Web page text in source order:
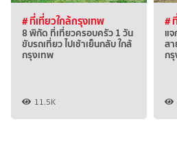
# ที่เที่ยวใกล้กรุงเทพ
8 พิกัด ที่เที่ยวครอบครัว 1 วัน
ขับรถเที่ยว ไปเช้าเย็นกลับ ใกล้
กรุงเทพ
11.5K
#
แ
ส
ก